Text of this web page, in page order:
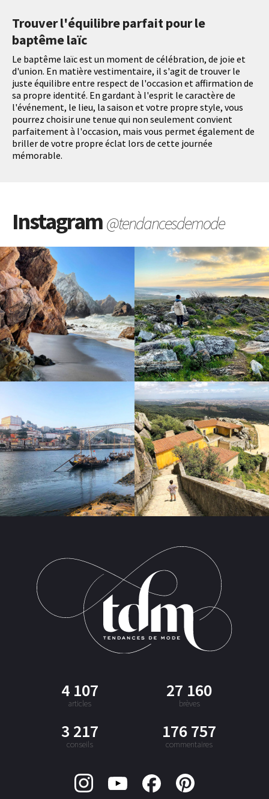
Trouver l'équilibre parfait pour le
baptême laïc
Le baptême laïc est un moment de célébration, de joie et
d'union. En matière vestimentaire, il s'agit de trouver le
juste équilibre entre respect de l'occasion et affirmation de
sa propre identité. En gardant à l'esprit le caractère de
l'événement, le lieu, la saison et votre propre style, vous
pourrez choisir une tenue qui non seulement convient
parfaitement à l'occasion, mais vous permet également de
briller de votre propre éclat lors de cette journée
mémorable.
Instagram@tendancesdemode
4 107
articles
27 160
brèves
3 217
conseils
176 757
commentaires